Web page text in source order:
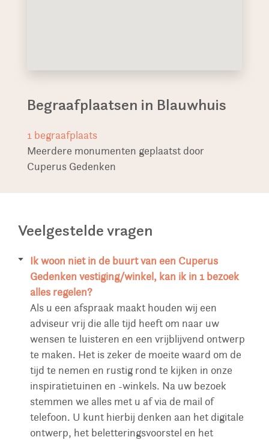
Begraafplaatsen in Blauwhuis
1 begraafplaats
Meerdere monumenten geplaatst door
Cuperus Gedenken
Veelgestelde vragen
Ik woon niet in de buurt van een Cuperus
Gedenken vestiging/winkel, kan ik in 1 bezoek
alles regelen?
Als u een afspraak maakt houden wij een
adviseur vrij die alle tijd heeft om naar uw
wensen te luisteren en een vrijblijvend ontwerp
te maken. Het is zeker de moeite waard om de
tijd te nemen en rustig rond te kijken in onze
inspiratietuinen en -winkels. Na uw bezoek
stemmen we alles met u af via de mail of
telefoon. U kunt hierbij denken aan het digitale
ontwerp, het beletteringsvoorstel en het